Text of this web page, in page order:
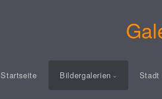
Startseite Bildergalerien Stadt